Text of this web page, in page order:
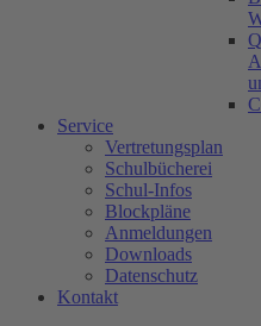
Service
Vertretungsplan
Schulbücherei
Schul-Infos
Blockpläne
Anmeldungen
Downloads
Datenschutz
Kontakt